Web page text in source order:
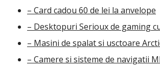
– Card cadou 60 de lei la anvelope
– Desktopuri Serioux de gaming
– Masini de spalat si usctoare
– Camere si sisteme de navigatii